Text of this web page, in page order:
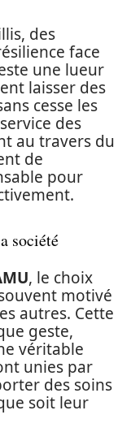
des
face
une lueur
laisser des
cesse les
des
au travers du
de
pour
société
, le choix
motivé
autres. Cette
geste,
véritable
unies par
des soins
soit leur